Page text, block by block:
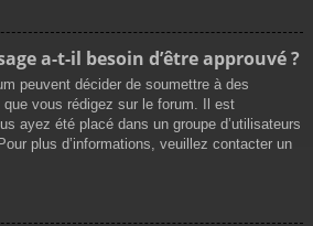
a-t-il besoin d’être approuvé ?
peuvent décider de soumettre à des
vous rédigez sur le forum. Il est
ayez été placé dans un groupe d’utilisateurs
plus d’informations, veuillez contacter un